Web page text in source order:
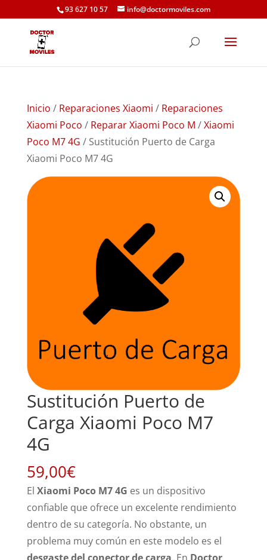
93 627 10 57 info@doctormoviles.com
Inicio / Reparaciones Xiaomi / Reparaciones
Xiaomi Poco / Reparar Xiaomi Poco M /Xiaomi
Poco M7 4G / Sustitución Puerto de Carga
Xiaomi Poco M7 4G
Sustitución Puerto de
Carga Xiaomi Poco M7
4G
59,00€
El Xiaomi Poco M7 4G es un dispositivo
confiable que ofrece un excelente rendimiento
dentro de su categoría. No obstante, un
problema muy común en este modelo es el